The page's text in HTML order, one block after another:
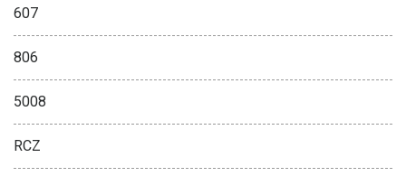
607
806
5008
RCZ